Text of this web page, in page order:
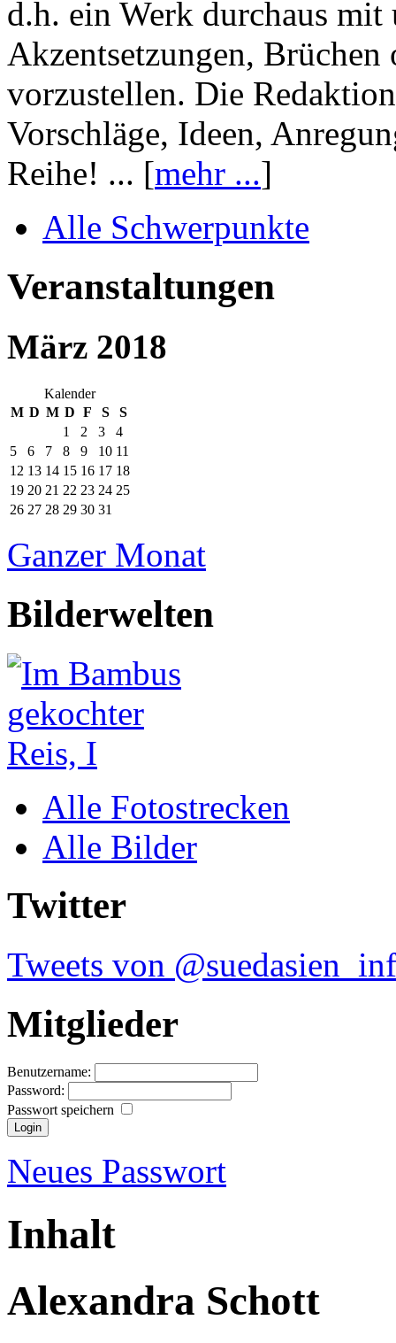
d.h. ein Werk durchaus mit
Akzentsetzungen, Brüchen
vorzustellen. Die
Vorschläge, Ideen,
Reihe! ... [mehr ...]
Alle Schwerpunkte
Veranstaltungen
März 2018
Kalender
M D M D F S
S
1
2 3
4
5
6 7 8 9 10 11
12 13 14 15 16 17 18
19 20 21 22 23 24 25
26 27 28 29 30 31
Ganzer Monat
Bilderwelten
Alle Fotostrecken
Alle Bilder
Twitter
Tweets von
Mitglieder
Benutzername:
Password:
Passwort speichern
Neues Passwort
Inhalt
Alexandra Schott